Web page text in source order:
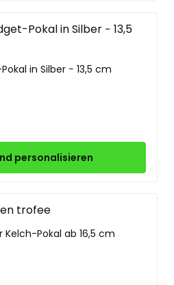
in Silber − 13,5 cm
personalisieren
Kelch-Pokal ab 16,5 cm